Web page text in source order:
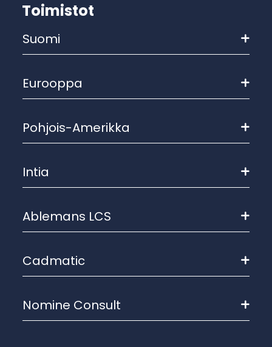
Toimistot
Suomi
Eurooppa
Pohjois-Amerikka
Intia
Ablemans LCS
Cadmatic
Nomine Consult